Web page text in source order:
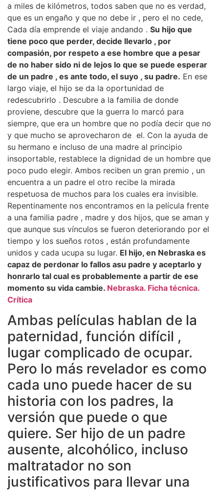
a miles de kilómetros, todos saben que no es verdad,
que es un engaño y que no debe ir , pero el no cede,
Cada día emprende el viaje andando . Su hijo que
tiene poco que perder, decide llevarlo , por
compasión, por respeto a ese hombre que a pesar
de no haber sido ni de lejos lo que se puede esperar
de un padre , es ante todo, el suyo , su padre. En ese
largo viaje, el hijo se da la oportunidad de
redescubrirlo . Descubre a la familia de donde
proviene, descubre que la guerra lo marcó para
siempre, que era un hombre que no podía decir que no
y que mucho se aprovecharon de el. Con la ayuda de
su hermano e incluso de una madre al principio
insoportable, restablece la dignidad de un hombre que
poco pudo elegir. Ambos reciben un gran premio , un
encuentra a un padre el otro recibe la mirada
respetuosa de muchos para los cuales era invisible.
Repentinamente nos encontramos en la película frente
a una familia padre , madre y dos hijos, que se aman y
que aunque sus vínculos se fueron deteriorando por el
tiempo y los sueños rotos , están profundamente
unidos y cada ucupa su lugar. El hijo, en Nebraska es
capaz de perdonar lo fallos asu padre y aceptarlo y
honrarlo tal cual es probablemente a partir de ese
momento su vida cambie. Nebraska. Ficha técnica.
Crítica
Ambas películas hablan de la
paternidad, función difícil ,
lugar complicado de ocupar.
Pero lo más revelador es como
cada uno puede hacer de su
historia con los padres, la
versión que puede o que
quiere. Ser hijo de un padre
ausente, alcohólico, incluso
maltratador no son
justificativos para llevar una